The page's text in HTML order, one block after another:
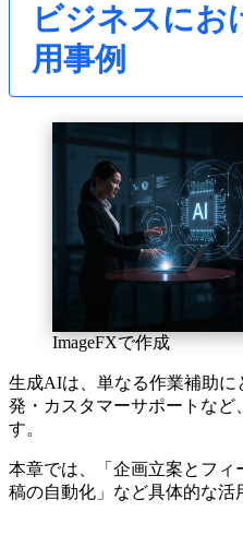
ビジネスにお
用事例
ImageFXで作成
生成AIは、単なる作業補助に
発・カスタマーサポートなど
す。
本章では、「企画立案とフィ
稿の自動化」など具体的な活